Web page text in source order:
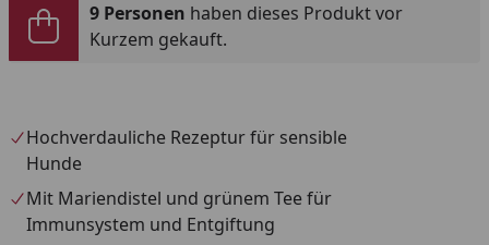
9 Personen haben dieses Produkt vor
Kurzem gekauft.
Hochverdauliche Rezeptur für sensible
Hunde
Mit Mariendistel und grünem Tee für
Immunsystem und Entgiftung